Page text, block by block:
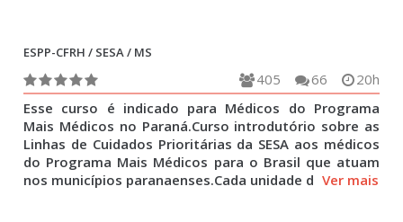
ESPP-CFRH / SESA / MS
20h
66
405
Esse curso é indicado para Médicos do Programa
Mais Médicos no Paraná.Curso introdutório sobre as
Linhas de Cuidados Prioritárias da SESA aos médicos
do Programa Mais Médicos para o Brasil que atuam
nos municípios paranaenses.Cada unidade d Ver mais